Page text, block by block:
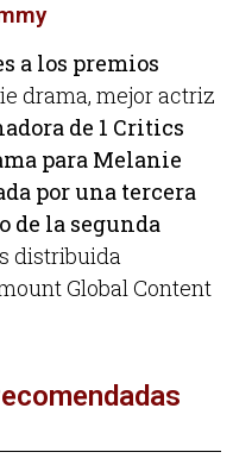
a los premios
drama, mejor actriz
de 1 Critics
para Melanie
por una tercera
de la segunda
distribuida
Global Content